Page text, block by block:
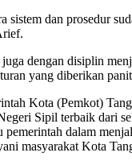
sistem dan prosedur
dengan disiplin
yang diberikan
Kota (Pemkot)
Sipil terbaik dari
pemerintah dalam
masyarakat Kota